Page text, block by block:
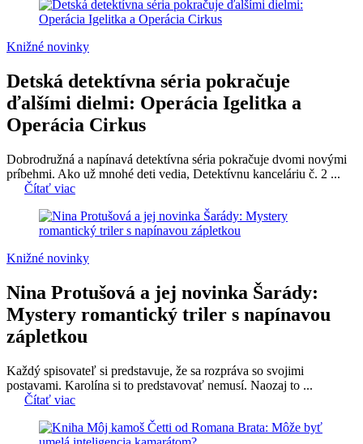
Knižné novinky
Detská detektívna séria pokračuje
ďalšími dielmi: Operácia Igelitka a
Operácia Cirkus
Dobrodružná a napínavá detektívna séria pokračuje dvomi novými
príbehmi. Ako už mnohé deti vedia, Detektívnu kanceláriu č. 2 ...
Čítať viac
Knižné novinky
Nina Protušová a jej novinka Šarády:
Mystery romantický triler s napínavou
zápletkou
Každý spisovateľ si predstavuje, že sa rozpráva so svojimi
postavami. Karolína si to predstavovať nemusí. Naozaj to ...
Čítať viac